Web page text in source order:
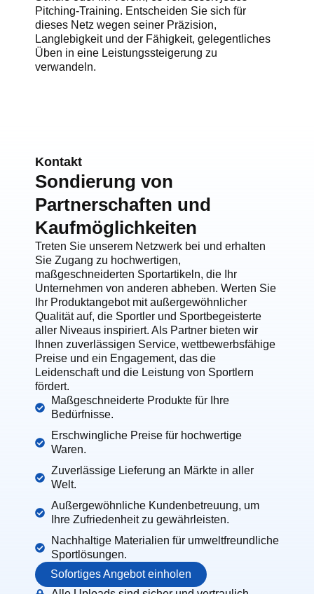
Pitching-Training. Entscheiden Sie sich für
dieses Netz wegen seiner Präzision,
Langlebigkeit und der Fähigkeit, gelegentliches
Üben in eine Leistungssteigerung zu
verwandeln.
Kontakt
Sondierung von
Partnerschaften und
Kaufmöglichkeiten
Treten Sie unserem Netzwerk bei und erhalten
Sie Zugang zu hochwertigen,
maßgeschneiderten Sportartikeln, die Ihr
Unternehmen von anderen abheben. Werten Sie
Ihr Produktangebot mit außergewöhnlicher
Qualität auf, die Sportler und Sportbegeisterte
aller Niveaus inspiriert. Als Partner bieten wir
Ihnen zuverlässigen Service, wettbewerbsfähige
Preise und ein Engagement, das die
Leidenschaft und die Leistung von Sportlern
fördert.
Maßgeschneiderte Produkte für Ihre
Bedürfnisse.
Erschwingliche Preise für hochwertige
Waren.
Zuverlässige Lieferung an Märkte in aller
Welt.
Außergewöhnliche Kundenbetreuung, um
Ihre Zufriedenheit zu gewährleisten.
Nachhaltige Materialien für umweltfreundliche
Sportlösungen.
Sofortiges Angebot einholen